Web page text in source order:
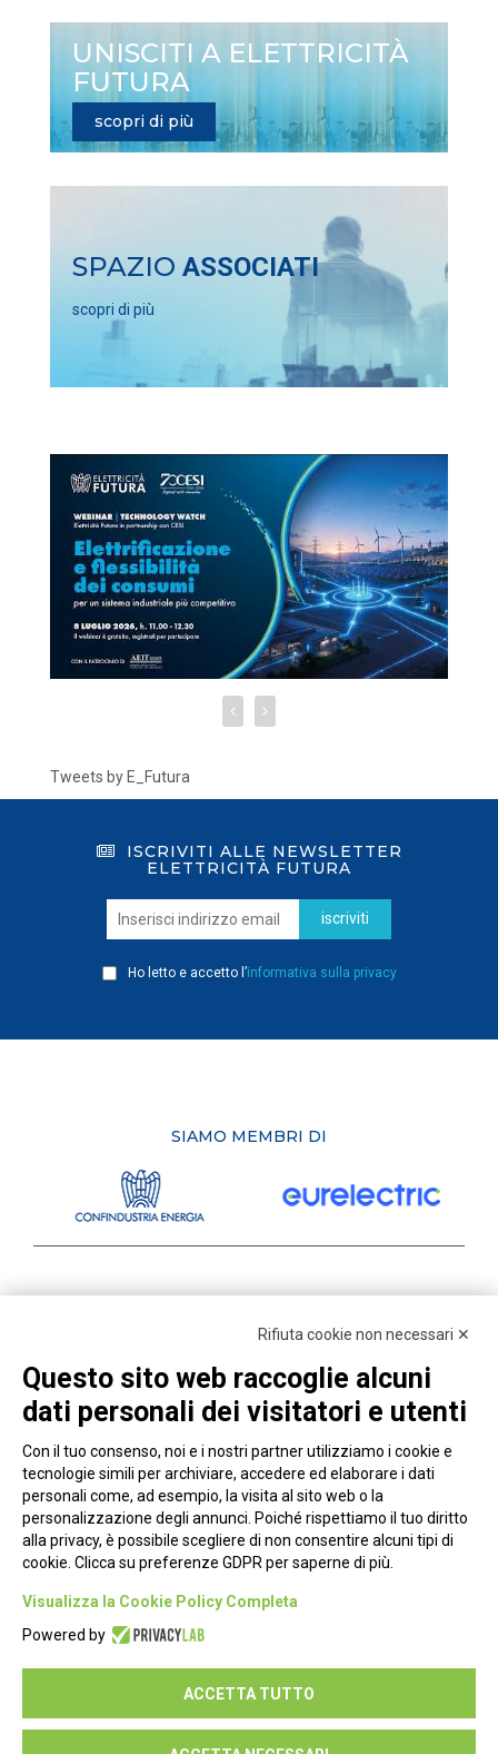
UNISCITI A ELETTRICITÀ
FUTURA
scopri di più
SPAZIO ASSOCIATI
scopri di più
Tweets by E_Futura
ISCRIVITI ALLE NEWSLETTER
ELETTRICITÀ FUTURA
iscriviti
Ho letto e accetto l’informativa sulla privacy
SIAMO MEMBRI DI
Piazza Alessandria, 24 - 00198 Roma
Privacy Policy
Seguici su:
Rifiuta cookie non necessari ✕
Questo sito web raccoglie alcuni
dati personali dei visitatori e utenti
Con il tuo consenso, noi e i nostri partner utilizziamo i cookie e
tecnologie simili per archiviare, accedere ed elaborare i dati
personali come, ad esempio, la visita al sito web o la
personalizzazione degli annunci. Poiché rispettiamo il tuo diritto
alla privacy, è possibile scegliere di non consentire alcuni tipi di
cookie. Clicca su preferenze GDPR per saperne di più.
Visualizza la Cookie Policy Completa
Powered by
ACCETTA TUTTO